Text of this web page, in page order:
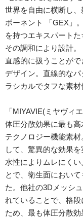
世界を自由に横断し
ポーネント 「GEX」
を持つエキスパート
その調和により設計。
直感的に扱うことが
デザイン。直線的な
ラシカルでタフな素材
「MIYAVIE(ミヤヴィ
体圧分散効果に最も
テクノロジー機能素
して、驚異的な効果
水性によりムレにく
とで、衛生面におい
た。他社の3Dメッシ
れていることで、格
ため、最も体圧分散効